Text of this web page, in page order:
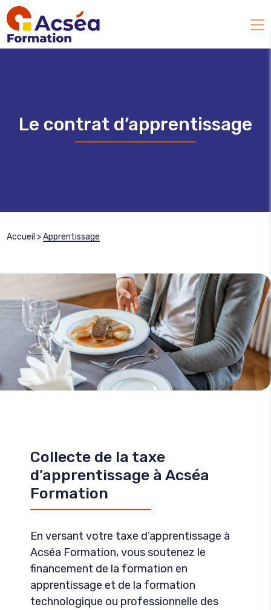
Le contrat d’apprentissage
Accueil >Apprentissage
Collecte de la taxe
d’apprentissage à Acséa
Formation
En versant votre taxe d’apprentissage à
Acséa Formation, vous soutenez le
financement de la formation en
apprentissage et de la formation
technologique ou professionnelle des